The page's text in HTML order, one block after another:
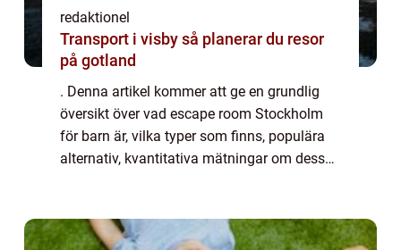
redaktionel
Transport i visby så planerar du resor
på gotland
. Denna artikel kommer att ge en grundlig
översikt över vad escape room Stockholm
för barn är, vilka typer som finns, populära
alternativ, kvantitativa mätningar om dess